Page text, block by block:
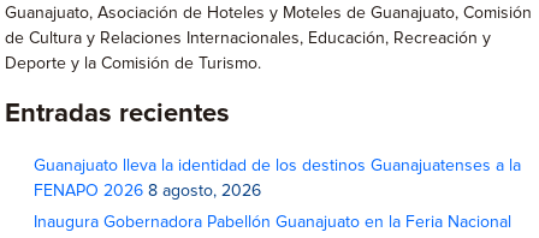
Guanajuato, Asociación de Hoteles y Moteles de Guanajuato, Comisión
de Cultura y Relaciones Internacionales, Educación, Recreación y
Deporte y la Comisión de Turismo.
Entradas recientes
Guanajuato lleva la identidad de los destinos Guanajuatenses a la
FENAPO 2026 8 agosto, 2026
Inaugura Gobernadora Pabellón Guanajuato en la Feria Nacional